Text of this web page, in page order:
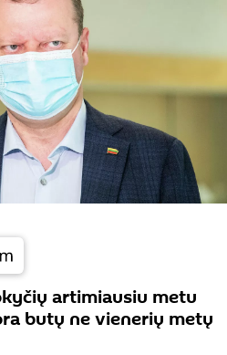
artimiausiu metu
butų ne vienerių metų